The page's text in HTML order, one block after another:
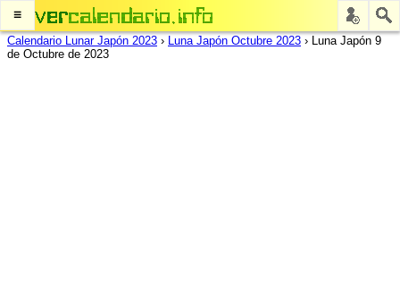
≡
Calendario Lunar Japón 2023 › Luna Japón Octubre 2023 › Luna Japón 9
de Octubre de 2023